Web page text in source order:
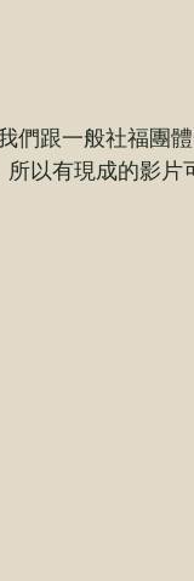
們跟一般社福團
以有現成的影